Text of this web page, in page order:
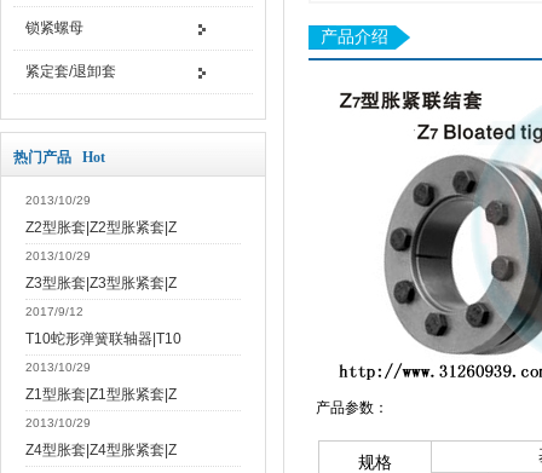
锁紧螺母
紧定套/退卸套
热门产品 Hot
2013/10/29
Z2型胀套|Z2型胀紧套|Z
2013/10/29
Z3型胀套|Z3型胀紧套|Z
2017/9/12
T10蛇形弹簧联轴器|T10
2013/10/29
Z1型胀套|Z1型胀紧套|Z
2013/10/29
Z4型胀套|Z4型胀紧套|Z
产品介绍
产品参数：
规格